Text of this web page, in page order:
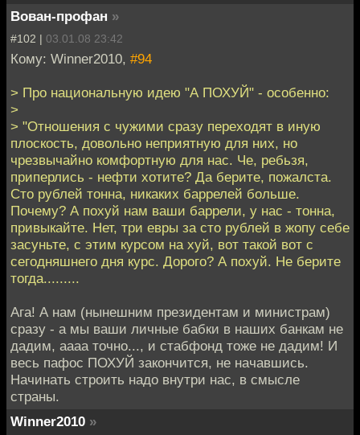
Вован-профан »
#102 | 03.01.08 23:42
Кому: Winner2010, #94
> Про национальную идею "А ПОХУЙ" - особенно:
>
> "Отношения с чужими сразу переходят в иную
плоскость, довольно неприятную для них, но
чрезвычайно комфортную для нас. Че, ребьзя,
приперлись - нефти хотите? Да берите, пожалста.
Сто рублей тонна, никаких баррелей больше.
Почему? А похуй нам ваши баррели, у нас - тонна,
привыкайте. Нет, три евры за сто рублей в жопу себе
засуньте, с этим курсом на хуй, вот такой вот с
сегодняшнего дня курс. Дорого? А похуй. Не берите
тогда.........
Ага! А нам (нынешним президентам и министрам)
сразу - а мы ваши личные бабки в наших банкам не
дадим, аааа точно..., и стабфонд тоже не дадим! И
весь пафос ПОХУЙ закончится, не начавшись.
Начинать строить надо внутри нас, в смысле
страны.
Winner2010 »